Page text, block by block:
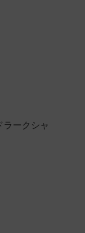
ラークシャ